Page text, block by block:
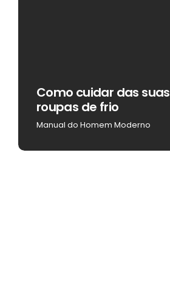
Como cuidar das suas
roupas de frio
Manual do Homem Moderno